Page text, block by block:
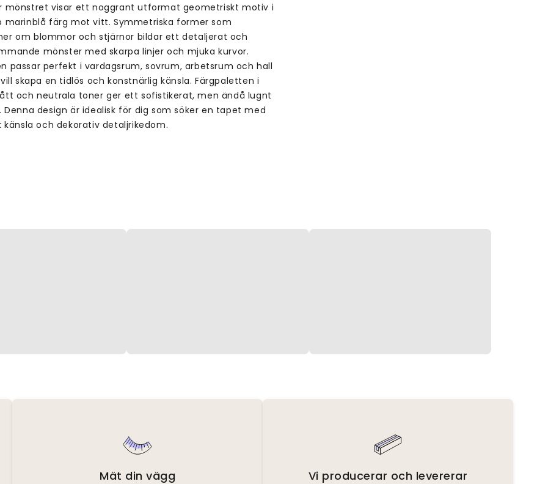
mönstret visar ett noggrant utformat geometriskt motiv i
marinblå färg mot vitt. Symmetriska former som
om blommor och stjärnor bildar ett detaljerat och
mönster med skarpa linjer och mjuka kurvor.
passar perfekt i vardagsrum, sovrum, arbetsrum och hall
skapa en tidlös och konstnärlig känsla. Färgpaletten i
och neutrala toner ger ett sofistikerat, men ändå lugnt
Denna design är idealisk för dig som söker en tapet med
känsla och dekorativ detaljrikedom.
Mät din vägg Vi producerar och levererar